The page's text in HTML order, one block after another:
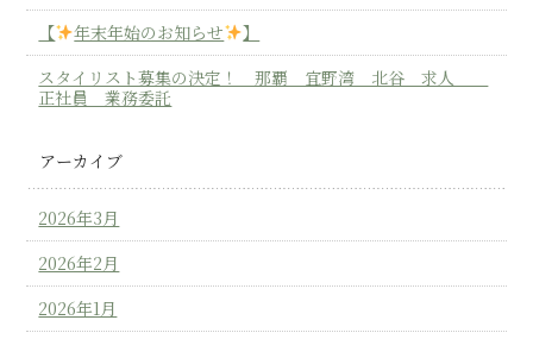
【
年末年始のお知らせ
】
スタイリスト募集の決定！ 那覇 宜野湾 北谷 求人
正社員 業務委託
アーカイブ
2026年3月
2026年2月
2026年1月